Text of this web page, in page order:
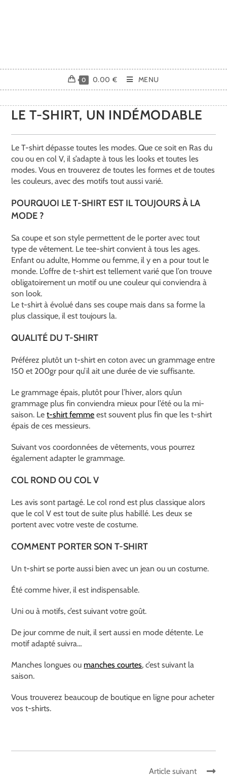
0 0.00 € MENU
LE T-SHIRT, UN INDÉMODABLE
Le T-shirt dépasse toutes les modes. Que ce soit en Ras du
cou ou en col V, il s’adapte à tous les looks et toutes les
modes. Vous en trouverez de toutes les formes et de toutes
les couleurs, avec des motifs tout aussi varié.
POURQUOI LE T-SHIRT EST IL TOUJOURS À LA
MODE ?
Sa coupe et son style permettent de le porter avec tout
type de vêtement. Le tee-shirt convient à tous les ages.
Enfant ou adulte, Homme ou femme, il y en a pour tout le
monde. L’offre de t-shirt est tellement varié que l’on trouve
obligatoirement un motif ou une couleur qui conviendra à
son look.
Le t-shirt à évolué dans ses coupe mais dans sa forme la
plus classique, il est toujours la.
QUALITÉ DU T-SHIRT
Préférez plutôt un t-shirt en coton avec un grammage entre
150 et 200gr pour qu’il ait une durée de vie suffisante.
Le grammage épais, plutôt pour l’hiver, alors qu’un
grammage plus fin conviendra mieux pour l’été ou la mi-
saison. Let-shirt femme est souvent plus fin que les t-shirt
épais de ces messieurs.
Suivant vos coordonnées de vêtements, vous pourrez
également adapter le grammage.
COL ROND OU COL V
Les avis sont partagé. Le col rond est plus classique alors
que le col V est tout de suite plus habillé. Les deux se
portent avec votre veste de costume.
COMMENT PORTER SON T-SHIRT
Un t-shirt se porte aussi bien avec un jean ou un costume.
Été comme hiver, il est indispensable.
Uni ou à motifs, c’est suivant votre goût.
De jour comme de nuit, il sert aussi en mode détente. Le
motif adapté suivra…
Manches longues ou manches courtes, c’est suivant la
saison.
Vous trouverez beaucoup de boutique en ligne pour acheter
vos t-shirts.
Article suivant